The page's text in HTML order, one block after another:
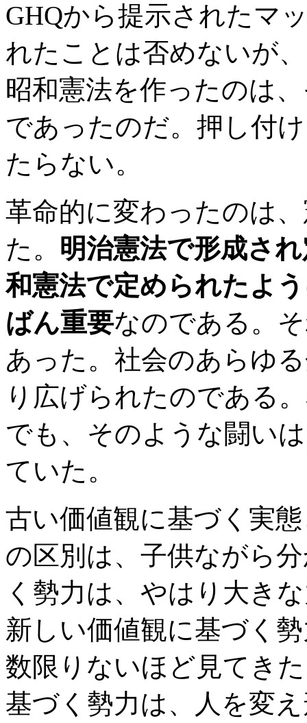
GHQから提示されたマ
れたことは否めないが
昭和憲法を作ったのは
であったのだ。押し付
たらない。
革命的に変わったのは
た。 明治憲法で形成さ
和憲法で定められたよ
ばん重要なのである。
あった。社会のあらゆ
り広げられたのである
でも、そのような闘い
ていた。
古い価値観に基づく実
の区別は、子供ながら
く勢力は、やはり大き
新しい価値観に基づく
数限りないほど見てき
基づく勢力は、人を変